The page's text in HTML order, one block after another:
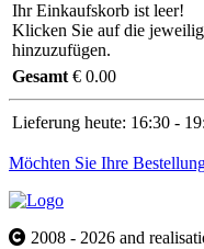
Ihr Einkaufskorb ist leer!
Klicken Sie auf die
hinzuzufügen.
Gesamt € 0.00
Lieferung heute: 16:30 -
Möchten Sie Ihre
2008 - 2026 and